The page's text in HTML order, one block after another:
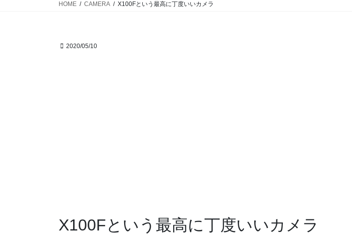
HOME CAMERA X100Fという最高に丁度いいカメラ
2020/05/10
X100Fという最高に丁度いいカメラ